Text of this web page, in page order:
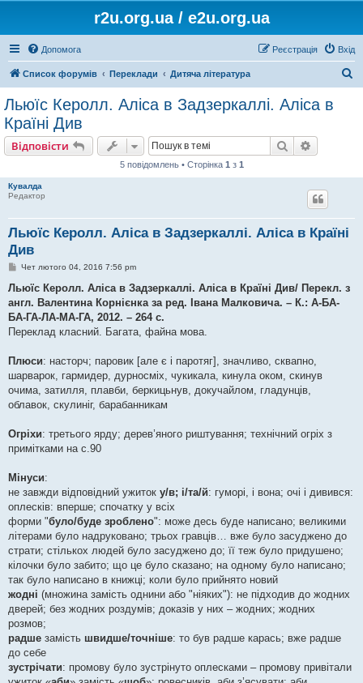
r2u.org.ua / e2u.org.ua
Допомога Вхід
Реєстрація
Список форумів Переклади Дитяча література
Льюїс Керолл. Аліса в Задзеркаллі. Аліса в
Країні Див
Відповісти Пошук
5 повідомлень • Сторінка 1 з 1
Кувалда
Редактор
Льюїс Керолл. Аліса в Задзеркаллі. Аліса в Країні
Див
П
в
д
о
л
н
я
Чет лютого 04, 2016 7:56 pm
Льюїс Керолл. Аліса в Задзеркаллі. Аліса в Країні Див/ Перекл. з
англ. Валентина Корнієнка за ред. Івана Малковича. – К.: А-БА-
БА-ГА-ЛА-МА-ГА, 2012. – 264 с.
Переклад класний. Багата, файна мова.
Плюси: насторч; паровик [але є і паротяг], значливо, сквапно,
шарварок, гармидер, дурносміх, чукикала, кинула оком, скинув
очима, затилля, плавби, беркицьнув, докучайлом, гладунців,
облавок, скулиніг, барабанникам
Огріхи: третього ярду; дерев’яного риштування; технічний огріх з
примітками на с.90
Мінуси:
не завжди відповідний ужиток у/в; і/та/й: гуморі, і вона; очі і дивився:
оплесків: вперше; спочатку у всіх
форми "було/буде зроблено": може десь буде написано; великими
літерами було надруковано; трьох гравців… вже було засуджено до
страти; стількох людей було засуджено до; її теж було придушено;
кілочки було забито; що це було сказано; на одному було написано;
так було написано в книжці; коли було прийнято новий
жодні (множина замість однини або "ніяких"): не підходив до жодних
дверей; без жодних роздумів; доказів у них – жодних; жодних
розмов;
радше замість швидше/точніше: то був радше карась; вже радше
до себе
зустрічати: промову було зустрінуто оплесками – промову привітали